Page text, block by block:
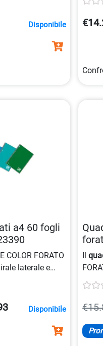
Disponibile
a4 60 fogli
COLOR FORATO
laterale e
per
carta da
plastificata
in colori
Disponibile
Il